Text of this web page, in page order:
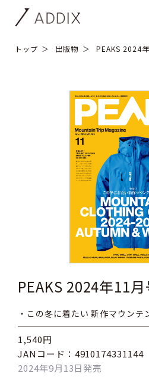
トップ 出版物 PEAKS 2024
PEAKS 2024年11
・この冬に着たい 新作マウンテ
1,540円
JANコード：4910174331144
2024年9月13日発売